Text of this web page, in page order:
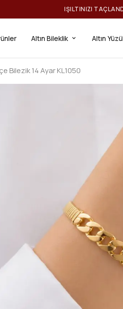
IŞILTINIZI
Altın Bileklik Altın
Bilezik 14 Ayar KL1050